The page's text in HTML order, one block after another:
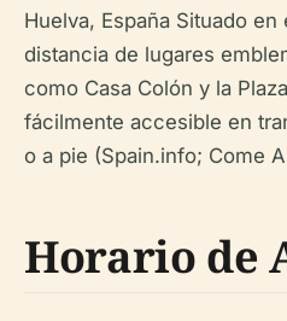
Huelva, España Situado
distancia de lugares
como Casa Colón y la
fácilmente accesible en
o a pie (Spain.info; Come
Horario de